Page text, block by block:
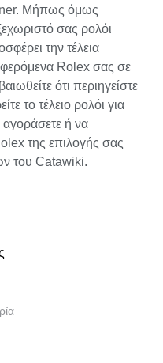
Μήπως όμως
σας ρολόι
την τέλεια
Rolex σας σε
ότι περιηγείστε
το τέλειο ρολόι για
αγοράσετε ή να
της επιλογής σας
του Catawiki.